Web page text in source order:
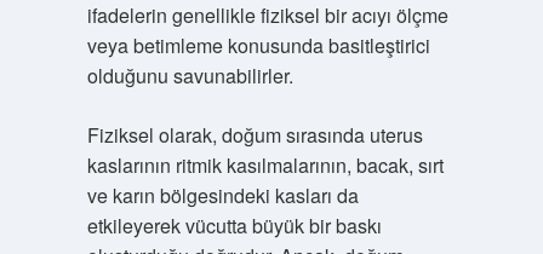
ifadelerin genellikle fiziksel bir acıyı ölçme
veya betimleme konusunda basitleştirici
olduğunu savunabilirler.
Fiziksel olarak, doğum sırasında uterus
kaslarının ritmik kasılmalarının, bacak, sırt
ve karın bölgesindeki kasları da
etkileyerek vücutta büyük bir baskı